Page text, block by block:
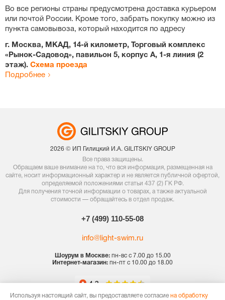
Во все регионы страны предусмотрена доставка курьером
или почтой России. Кроме того, забрать покупку можно из
пункта самовывоза, который находится по адресу
г. Москва, МКАД, 14-й километр, Торговый комплекс
«Рынок-Садовод», павильон 5, корпус А, 1-я линия (2
этаж). Схема проезда
Подробнее
2026 © ИП Гилицкий И.А. GILITSKIY GROUP
Все права защищены.
Обращаем ваше внимание на то, что вся информация, размещенная на
сайте, носит информационный характер и не является публичной офертой,
определяемой положениями статьи 437 (2) ГК РФ.
Для получения точной информации о товарах, а также актуальной
стоимости — обращайтесь в отдел продаж.
+7 (499) 110-55-08
info@light-swim.ru
Шоурум в Москве:пн-вс с 7.00 до 15.00
Интернет-магазин: пн-пт с 10.00 до 18.00
Используя настоящий сайт, вы предоставляете согласие на обработку